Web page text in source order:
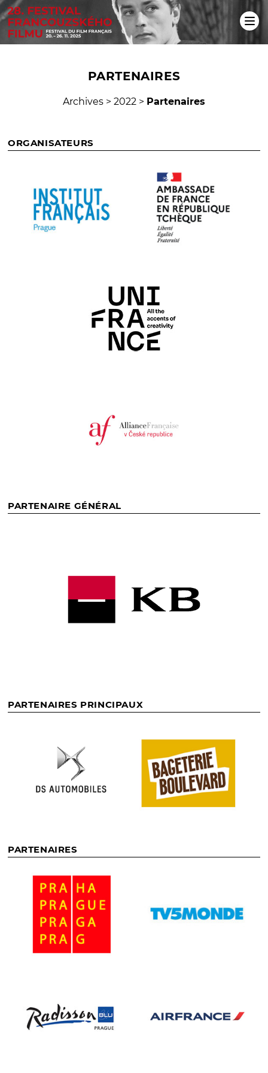
PARTENAIRES
Archives > 2022 > Partenaires
ORGANISATEURS
PARTENAIRE GÉNÉRAL
PARTENAIRES PRINCIPAUX
PARTENAIRES